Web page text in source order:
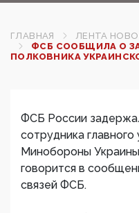
ГЛАВНАЯ
ЛЕНТА
ФСБ СООБЩИЛА О
ПОЛКОВНИКА
ФСБ России
сотрудника
Минобороны
говорится в
связей ФСБ.